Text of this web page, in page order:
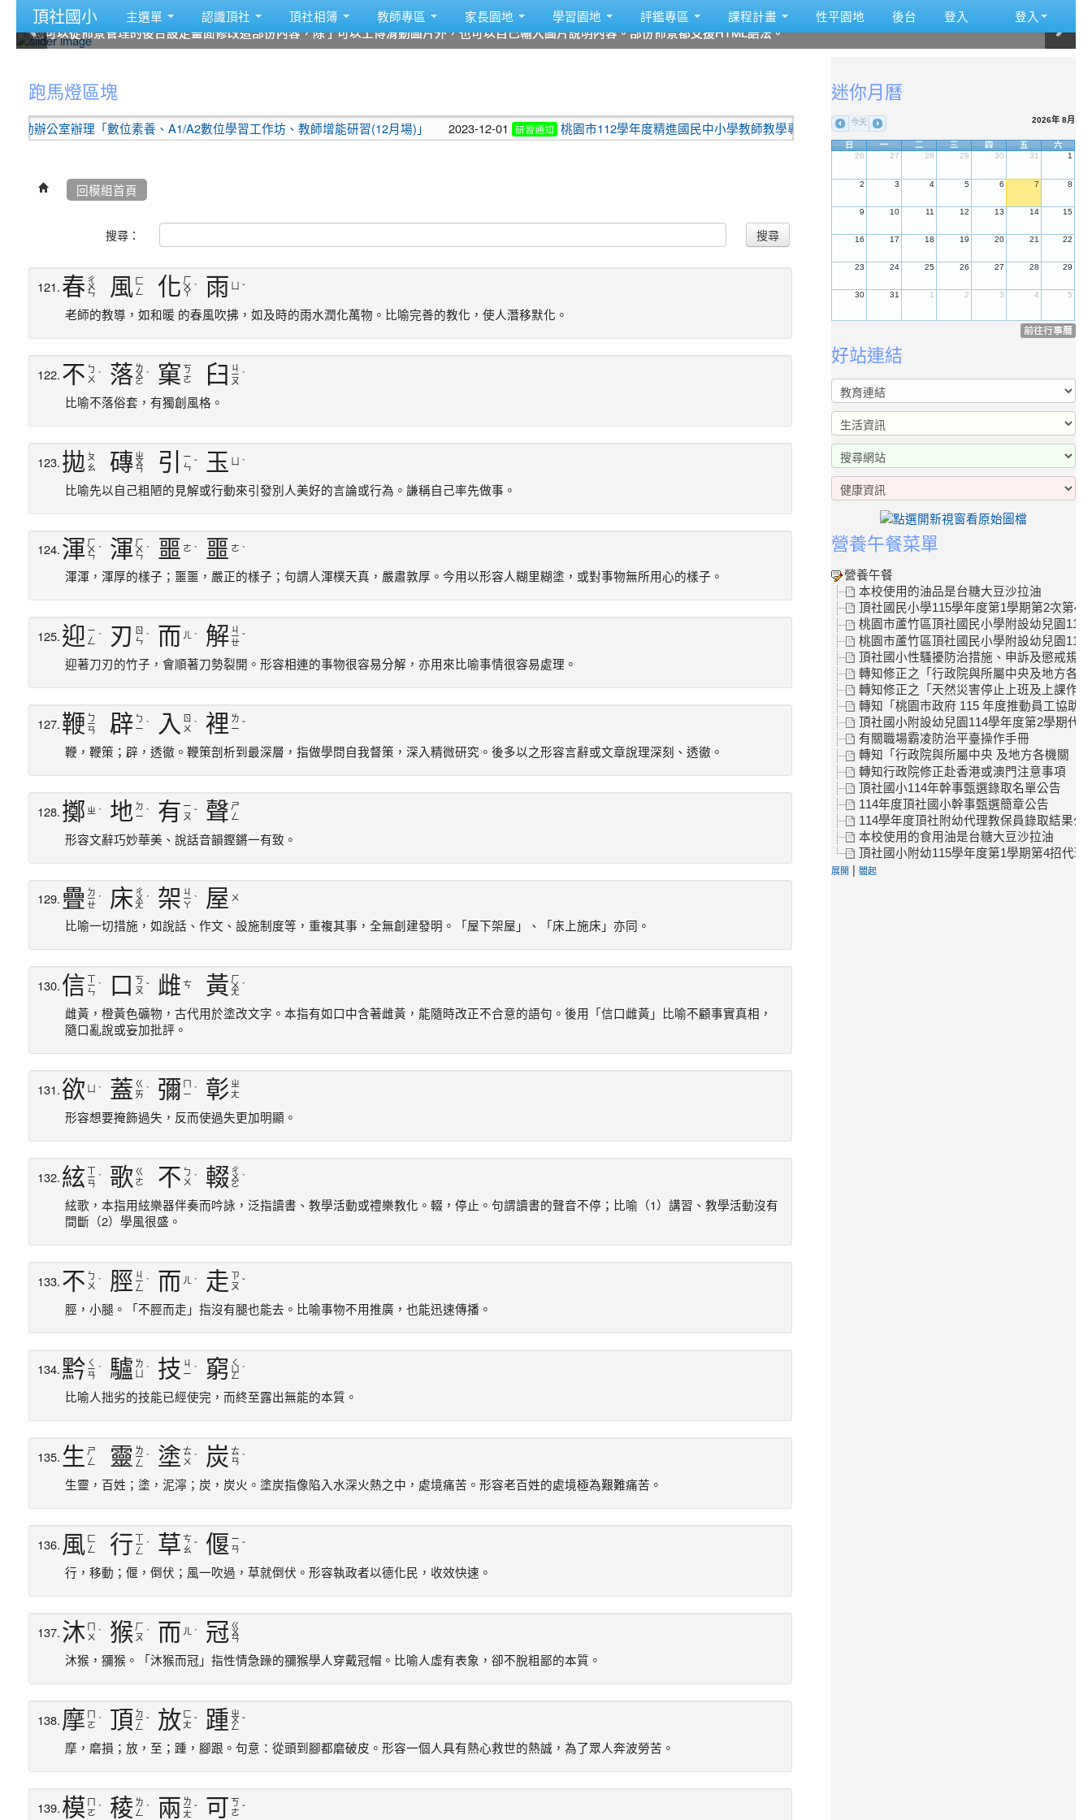
頂社國小 主選單 認識頂社 頂社相簿 教師專區 家長園地 學習園地 評鑑專區 課程計畫 性平園地 後台 登入
登入
您可以從佈景管理的後台設定畫面修改這部份內容，除了可以上傳滑動圖片外，也可以自己輸入圖片說明內容。部份佈景都支援HTML語法。
您可以從佈景管理的後台設定畫面修改這部份內容，除了可以上傳滑動圖片外，也可以自己輸入圖片說明內容。部份佈景都支援HTML語法。
您可以從佈景管理的後台設定畫面修改這部份內容，除了可以上傳滑動圖片外，也可以自己輸入圖片說明內容。部份佈景都支援HTML語法。
您可以從佈景管理的後台設定畫面修改這部份內容，除了可以上傳滑動圖片外，也可以自己輸入圖片說明內容。部份佈景都支援HTML語法。
您可以從佈景管理的後台設定畫面修改這部份內容，除了可以上傳滑動圖片外，也可以自己輸入圖片說明內容。部份佈景都支援HTML語法。
您可以從佈景管理的後台設定畫面修改這部份內容，除了可以上傳滑動圖片外，也可以自己輸入圖片說明內容。部份佈景都支援HTML語法。
跑馬燈區塊
辦理「數位素養、A1/A2數位學習工作坊、教師增能研習(12月場)」 2023-12-01 研習通知 桃園市112學年度精進國民中小學教師教學專業與課程品質整體推動計畫』-『國小本土語文素養導向教學研
回模組首頁
搜尋： 搜尋
121.春 ㄔ
ㄨ
ㄣ 風 ㄈ
ㄥ
化 ㄏ
ㄨ
ㄚ
ˋ 雨 ˇ
老師的教導，如和暖 的春風吹拂，如及時的雨水潤化萬物。比喻完善的教化，使人潛移默化。
122.不 ㄅ
ㄨ ˋ 落 ㄌ
ㄨ
ㄛ
ˋ 窠 ㄎ
ㄜ
臼 ㄐ
ㄧ
ㄡ
ˋ
比喻不落俗套，有獨創風格。
123.拋 ㄆ
ㄠ
磚 ㄓ
ㄨ
ㄢ 引
ㄧ
ㄣ ˇ 玉 ˋ
比喻先以自己粗陋的見解或行動來引發別人美好的言論或行為。謙稱自己率先做事。
124.渾 ㄏ
ㄨ
ㄣ
ˊ 渾 ㄏ
ㄨ
ㄣ
ˊ 噩 ㄜ ˋ 噩 ㄜ ˋ
渾渾，渾厚的樣子；噩噩，嚴正的樣子；句謂人渾樸天真，嚴肅敦厚。今用以形容人糊里糊塗，或對事物無所用心的樣子。
125.迎 ㄧ
ㄥ
ˊ 刃
ㄖ
ㄣ ˋ 而 ㄦ ˊ 解 ㄐ
ㄧ
ㄝ
ˇ
迎著刀刃的竹子，會順著刀勢裂開。形容相連的事物很容易分解，亦用來比喻事情很容易處理。
127.鞭 ㄅ
ㄧ
ㄢ 辟 ㄅ
ㄧ ˋ 入
ㄖ
ㄨ ˋ 裡 ㄌ
ㄧ ˇ
鞭，鞭策；辟，透徹。鞭策剖析到最深層，指做學問自我督策，深入精微研究。後多以之形容言辭或文章說理深刻、透徹。
128.擲 ㄓ ˊ 地 ㄉ
ㄧ ˋ 有 ㄧ
ㄡ ˇ 聲 ㄕ
ㄥ
形容文辭巧妙華美、說話音韻鏗鏘一有致。
129. 疊 ㄉ
ㄧ
ㄝ
ˊ 床 ㄔ
ㄨ
ㄤ
ˊ 架 ㄐ
ㄧ
ㄚ
ˋ 屋 ㄨ
比喻一切措施，如說話、作文、設施制度等，重複其事，全無創建發明。「屋下架屋」、「床上施床」亦同。
130.信 ㄧ
ㄣ
ˋ 口
ㄎ
ㄡ ˇ 雌 ㄘ 黃 ㄏ
ㄨ
ㄤ
ˊ
雌黃，橙黃色礦物，古代用於塗改文字。本指有如口中含著雌黃，能隨時改正不合意的語句。後用「信口雌黃」比喻不顧事實真相，
隨口亂說或妄加批評。
131.欲 ˋ 蓋 ㄍ
ㄞ ˋ 彌 ㄧ ˊ 彰 ㄓ
ㄤ
形容想要掩飾過失，反而使過失更加明顯。
132.絃 ㄧ
ㄢ
ˊ 歌 ㄍ
ㄜ
不 ㄅ
ㄨ ˊ 輟 ㄔ
ㄨ
ㄛ
ˋ
絃歌，本指用絃樂器伴奏而吟詠，泛指讀書、教學活動或禮樂教化。輟，停止。句謂讀書的聲音不停；比喻（1）講習、教學活動沒有
間斷（2）學風很盛。
133.不 ㄅ
ㄨ ˋ 脛 ㄐ
ㄧ
ㄥ
ˋ 而 ㄦ ˊ 走
ㄗ
ㄡ ˇ
脛，小腿。「不脛而走」指沒有腿也能去。比喻事物不用推廣，也能迅速傳播。
134.黔 ㄑ
ㄧ
ㄢ
ˊ 驢 ㄌ
ˊ 技 ㄐ
ㄧ ˋ 窮 ㄑ
ㄩ
ㄥ
ˊ
比喻人拙劣的技能已經使完，而終至露出無能的本質。
135.生 ㄕ
ㄥ
靈 ㄌ
ㄧ
ㄥ
ˊ 塗 ㄊ
ㄨ ˊ 炭 ㄊ
ㄢ ˋ
生靈，百姓；塗，泥濘；炭，炭火。塗炭指像陷入水深火熱之中，處境痛苦。形容老百姓的處境極為艱難痛苦。
136. 風 ㄈ
ㄥ
行 ㄧ
ㄥ
ˊ 草 ㄘ
ㄠ ˇ 偃 ㄧ
ㄢ ˇ
行，移動；偃，倒伏；風一吹過，草就倒伏。形容執政者以德化民，收效快速。
137.沐 ㄨ ˋ 猴 ㄏ
ㄡ ˊ 而 ㄦ ˊ 冠 ㄍ
ㄨ
ㄢ
沐猴，獼猴。「沐猴而冠」指性情急躁的獼猴學人穿戴冠帽。比喻人虛有表象，卻不脫粗鄙的本質。
138. 摩 ㄛ ˊ 頂 ㄉ
ㄧ
ㄥ
ˇ 放 ㄈ
ㄤ ˇ 踵 ㄓ
ㄨ
ㄥ
ˇ
摩，磨損；放，至；踵，腳跟。句意：從頭到腳都磨破皮。形容一個人具有熱心救世的熱誠，為了眾人奔波勞苦。
139.模 ㄛ ˊ 稜 ㄌ
ㄥ
ˊ 兩 ㄌ
ㄧ
ㄤ
ˇ 可 ㄎ
ㄜ ˇ
迷你月曆
今天 2026年 8月
日 一 二 三 四 五
六
26
27 28 29 30 31 1
2 3 4 5 6 7 8
9 10 11 12 13 14 15
16 17 18 19 20 21 22
23 24 25 26 27 28 29
30 31 1 2 3 4 5
前往行事曆
好站連結
營養午餐菜單
營養午餐
本校使用的油品是台糖大豆沙拉油
頂社國民小學115學年度第1學期第2次第4
桃園市蘆竹區頂社國民小學附設幼兒園
桃園市蘆竹區頂社國民小學附設幼兒園
頂社國小性騷擾防治措施、申訴及懲戒規
轉知修正之「行政院與所屬中央及地方各
轉知修正之「天然災害停止上班及上課作
轉知「桃園市政府 115 年度推動員工協助
頂社國小附設幼兒園114學年度第2學期代
有關職場霸凌防治平臺操作手冊
轉知「行政院與所屬中央 及地方各機關（
轉知行政院修正赴香港或澳門注意事項
頂社國小114年幹事甄選錄取名單公告
114年度頂社國小幹事甄選簡章公告
114學年度頂社附幼代理教保員錄取結果公
本校使用的食用油是台糖大豆沙拉油
頂社國小附幼115學年度第1學期第4招代
展開 | 闔起